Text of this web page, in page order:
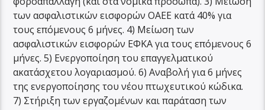
των ασφαλιστικών εισφορών ΟΑΕΕ κατά 40% για
τους επόμενους 6 μήνες. 4) Μείωση των
ασφαλιστικών εισφορών ΕΦΚΑ για τους επόμενους 6
μήνες. 5) Ενεργοποίηση του επαγγελματικού
ακατάσχετου λογαριασμού. 6) Αναβολή για 6 μήνες
της ενεργοποίησης του νέου πτωχευτικού κώδικα.
7) Στήριξη των εργαζομένων και παράταση των